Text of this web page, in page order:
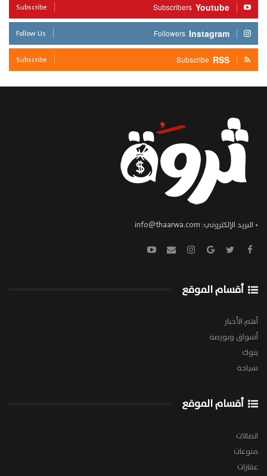
Youtube
Subscribers
Subscribe
Instagram
Followers
Follow Us
RSS
Subscribe
Subscribe
• البريد الإلكتروني: info@thaarwa.com
أقسام الموقع
أهم الأخبار
أسواق وبورصة
بنوك
سياحة
أقسام الموقع
اتصالات
منوعات
عقارات